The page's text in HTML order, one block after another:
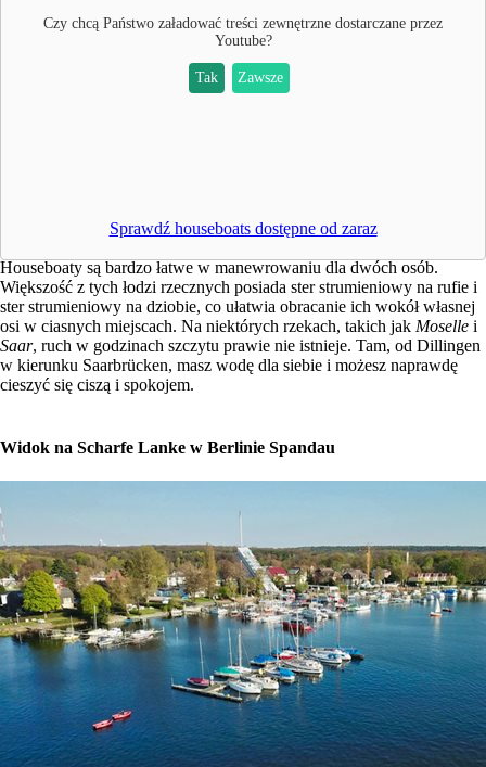
Czy chcą Państwo załadować treści zewnętrzne dostarczane przez
Youtube?
Tak Zawsze
Sprawdź houseboats dostępne od zaraz
Houseboaty są bardzo łatwe w manewrowaniu dla dwóch osób.
Większość z tych łodzi rzecznych posiada ster strumieniowy na rufie i
ster strumieniowy na dziobie, co ułatwia obracanie ich wokół własnej
osi w ciasnych miejscach. Na niektórych rzekach, takich jak Moselle i
Saar, ruch w godzinach szczytu prawie nie istnieje. Tam, od Dillingen
w kierunku Saarbrücken, masz wodę dla siebie i możesz naprawdę
cieszyć się ciszą i spokojem.
Widok na Scharfe Lanke w Berlinie Spandau